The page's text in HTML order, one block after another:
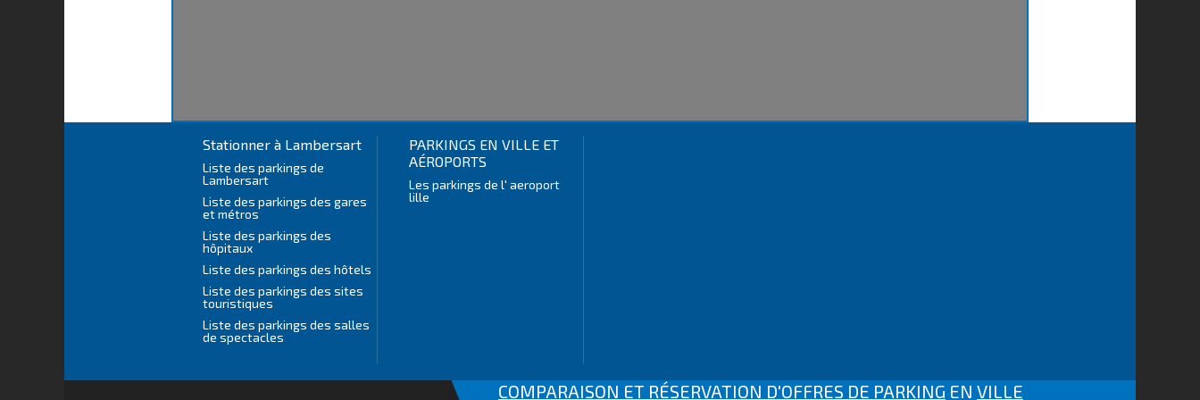
Stationner à Lambersart
Liste des parkings de
Lambersart
Liste des parkings des gares
et métros
Liste des parkings des
hôpitaux
Liste des parkings des hôtels
Liste des parkings des sites
touristiques
Liste des parkings des salles
de spectacles
PARKINGS EN VILLE ET
AÉROPORTS
Les parkings de l' aeroport
lille
COMPARAISON ET RÉSERVATION D'OFFRES DE PARKING EN VILLE